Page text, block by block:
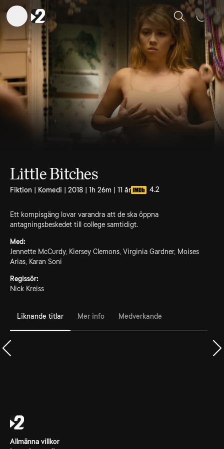
Sök
Little Bitches
Fiktion | Komedi | 2018 | 1h 26m | 11 år 4.2
Ett kompisgäng lovar varandra att de ska öppna
antagningsbeskedet till college samtidigt.
Med:
Jennette McCurdy, Kiersey Clemons, Virginia Gardner, Moises
Arias, Karan Soni
Regissör:
Nick Kreiss
Liknande titlar Mer info Medverkande
Allmänna villkor